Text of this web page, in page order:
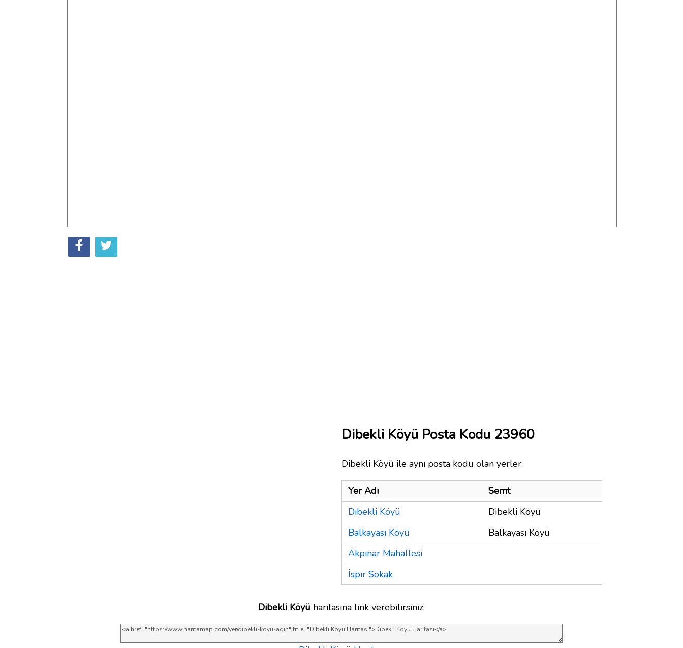
Dibekli Köyü Posta Kodu 23960
Dibekli Köyü ile aynı posta kodu olan yerler:
Yer Adı
Semt
Dibekli Köyü
Dibekli Köyü
Balkayası Köyü
Balkayası Köyü
Akpınar Mahallesi
İspir Sokak
Dibekli Köyü haritasına link verebilirsiniz;